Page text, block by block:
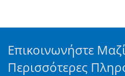
Επικοινωνήστε
Περισσότερες